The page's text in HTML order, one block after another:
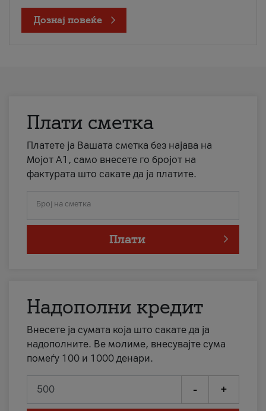
Дознај повеќе
Плати сметка
Платете ја Вашата сметка без најава на
Мојот А1, само внесете го бројот на
фактурата што сакате да ја платите.
Број на сметка
Плати
Надополни кредит
Внесете ја сумата која што сакате да ја
надополните. Ве молиме, внесувајте сума
помеѓу 100 и 1000 денари.
- +